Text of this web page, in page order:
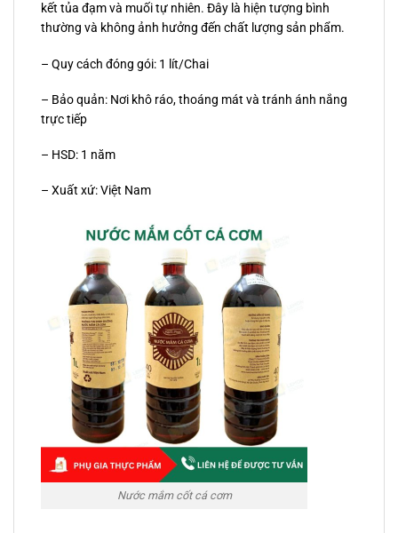
kết tủa đạm và muối tự nhiên. Đây là hiện tượng bình
thường và không ảnh hưởng đến chất lượng sản phẩm.
– Quy cách đóng gói: 1 lít/Chai
– Bảo quản: Nơi khô ráo, thoáng mát và tránh ánh nắng
trực tiếp
– HSD: 1 năm
– Xuất xứ: Việt Nam
Nước mắm cốt cá cơm